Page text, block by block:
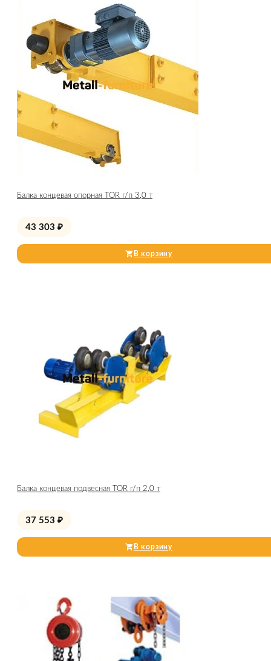
Балка концевая опорная TOR г/п 3,0 т
43 303 ₽
В корзину
Балка концевая подвесная TOR г/п 2,0 т
37 553 ₽
В корзину